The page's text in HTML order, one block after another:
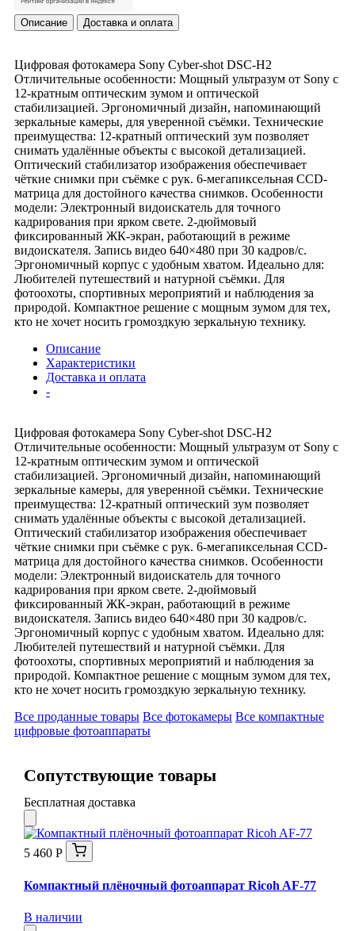
Описание Доставка и оплата
Цифровая фотокамера Sony Cyber-shot DSC-H2
Отличительные особенности: Мощный ультразум от Sony с
12-кратным оптическим зумом и оптической
стабилизацией. Эргономичный дизайн, напоминающий
зеркальные камеры, для уверенной съёмки. Технические
преимущества: 12-кратный оптический зум позволяет
снимать удалённые объекты с высокой детализацией.
Оптический стабилизатор изображения обеспечивает
чёткие снимки при съёмке с рук. 6-мегапиксельная CCD-
матрица для достойного качества снимков. Особенности
модели: Электронный видоискатель для точного
кадрирования при ярком свете. 2-дюймовый
фиксированный ЖК-экран, работающий в режиме
видоискателя. Запись видео 640×480 при 30 кадров/с.
Эргономичный корпус с удобным хватом. Идеально для:
Любителей путешествий и натурной съёмки. Для
фотоохоты, спортивных мероприятий и наблюдения за
природой. Компактное решение с мощным зумом для тех,
кто не хочет носить громоздкую зеркальную технику.
Описание
Характеристики
Доставка и оплата
-
Цифровая фотокамера Sony Cyber-shot DSC-H2
Отличительные особенности: Мощный ультразум от Sony с
12-кратным оптическим зумом и оптической
стабилизацией. Эргономичный дизайн, напоминающий
зеркальные камеры, для уверенной съёмки. Технические
преимущества: 12-кратный оптический зум позволяет
снимать удалённые объекты с высокой детализацией.
Оптический стабилизатор изображения обеспечивает
чёткие снимки при съёмке с рук. 6-мегапиксельная CCD-
матрица для достойного качества снимков. Особенности
модели: Электронный видоискатель для точного
кадрирования при ярком свете. 2-дюймовый
фиксированный ЖК-экран, работающий в режиме
видоискателя. Запись видео 640×480 при 30 кадров/с.
Эргономичный корпус с удобным хватом. Идеально для:
Любителей путешествий и натурной съёмки. Для
фотоохоты, спортивных мероприятий и наблюдения за
природой. Компактное решение с мощным зумом для тех,
кто не хочет носить громоздкую зеркальную технику.
Все проданные товары Все фотокамеры Все компактные
цифровые фотоаппараты
Сопутствующие товары
Бесплатная доставка
5 460 Р
Компактный плёночный фотоаппарат Ricoh AF-77
В наличии